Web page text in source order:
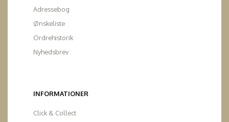
Adressebog
Ønskeliste
Ordrehistorik
Nyhedsbrev
INFORMATIONER
Click & Collect